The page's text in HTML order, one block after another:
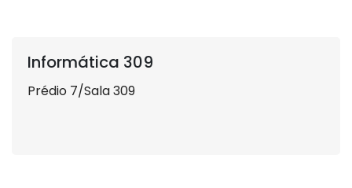
Informática 309
Prédio 7/Sala 309